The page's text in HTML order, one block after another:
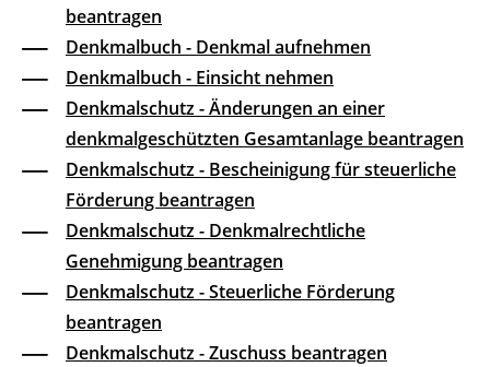
beantragen
Denkmalbuch - Denkmal aufnehmen
Denkmalbuch - Einsicht nehmen
Denkmalschutz - Änderungen an einer
denkmalgeschützten Gesamtanlage beantragen
Denkmalschutz - Bescheinigung für steuerliche
Förderung beantragen
Denkmalschutz - Denkmalrechtliche
Genehmigung beantragen
Denkmalschutz - Steuerliche Förderung
beantragen
Denkmalschutz - Zuschuss beantragen